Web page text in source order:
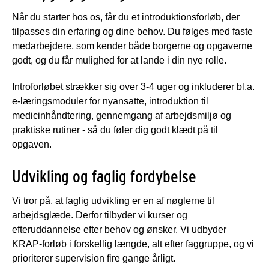
Når du starter hos os, får du et introduktionsforløb, der
tilpasses din erfaring og dine behov. Du følges med faste
medarbejdere, som kender både borgerne og opgaverne
godt, og du får mulighed for at lande i din nye rolle.
Introforløbet strækker sig over 3-4 uger og inkluderer bl.a.
e-læringsmoduler for nyansatte, introduktion til
medicinhåndtering, gennemgang af arbejdsmiljø og
praktiske rutiner - så du føler dig godt klædt på til
opgaven.
Udvikling og faglig fordybelse
Vi tror på, at faglig udvikling er en af nøglerne til
arbejdsglæde. Derfor tilbyder vi kurser og
efteruddannelse efter behov og ønsker. Vi udbyder
KRAP-forløb i forskellig længde, alt efter faggruppe, og vi
prioriterer supervision fire gange årligt.